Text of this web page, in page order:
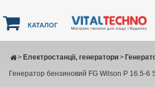
КАТАЛОГ
Електростанції, генератори
> >
Генератор бензиновий FG Wilson P 16.5-6